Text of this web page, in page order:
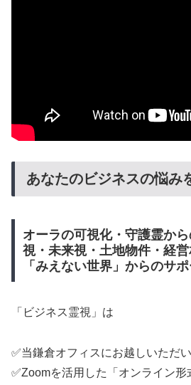
あなたのビジネスの悩み
オーラの可視化・守護霊か
視・未来視・土地物件・経
「みえない世界」からのサ
「ビジネス霊視」は
✅当鎌倉オフィスにお越しいただ
✅Zoomを活用した「オンライン形